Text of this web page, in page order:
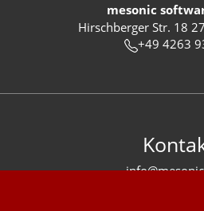
mesonic
Hirschberger Str. 18
+49 4263